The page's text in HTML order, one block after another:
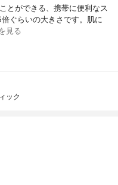
とができる、携帯に便利なス
ぐらいの大きさです。肌に
見る
ック